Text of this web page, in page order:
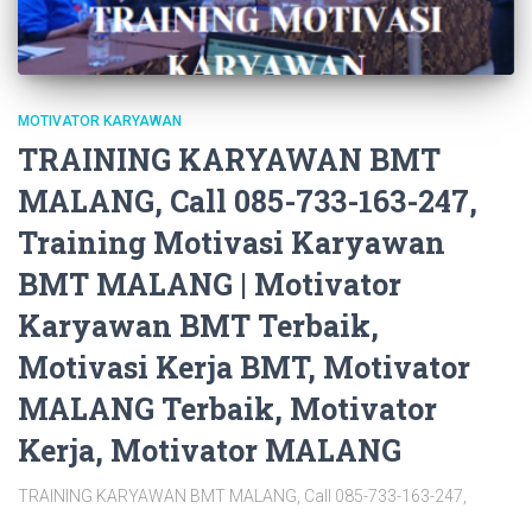
MOTIVATOR KARYAWAN
TRAINING KARYAWAN BMT
MALANG, Call 085-733-163-247,
Training Motivasi Karyawan
BMT MALANG | Motivator
Karyawan BMT Terbaik,
Motivasi Kerja BMT, Motivator
MALANG Terbaik, Motivator
Kerja, Motivator MALANG
TRAINING KARYAWAN BMT MALANG, Call 085-733-163-247,